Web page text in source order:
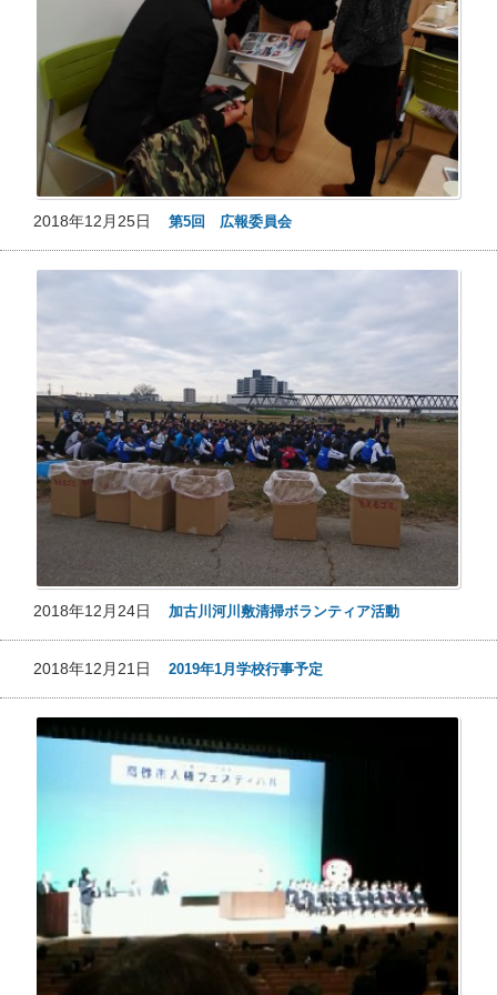
2018年12月25日 第5回 広報委員会
2018年12月24日 加古川河川敷清掃ボランティア活動
2018年12月21日 2019年1月学校行事予定